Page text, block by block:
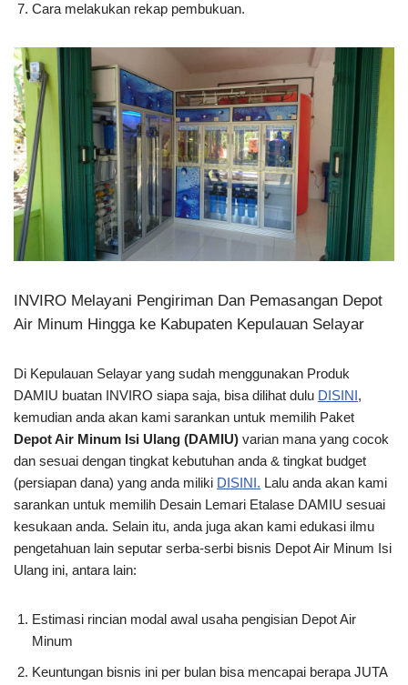
Cara melakukan rekap pembukuan.
INVIRO Melayani Pengiriman Dan Pemasangan Depot
Air Minum Hingga ke Kabupaten Kepulauan Selayar
Di Kepulauan Selayar yang sudah menggunakan Produk
DAMIU buatan INVIRO siapa saja, bisa dilihat dulu DISINI,
kemudian anda akan kami sarankan untuk memilih Paket
Depot Air Minum Isi Ulang (DAMIU) varian mana yang cocok
dan sesuai dengan tingkat kebutuhan anda & tingkat budget
(persiapan dana) yang anda miliki DISINI. Lalu anda akan kami
sarankan untuk memilih Desain Lemari Etalase DAMIU sesuai
kesukaan anda. Selain itu, anda juga akan kami edukasi ilmu
pengetahuan lain seputar serba-serbi bisnis Depot Air Minum Isi
Ulang ini, antara lain:
Estimasi rincian modal awal usaha pengisian Depot Air
Minum
Keuntungan bisnis ini per bulan bisa mencapai berapa JUTA